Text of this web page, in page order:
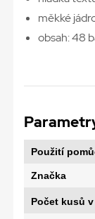
měkké
obsah: 48
Použití
Značka
Počet kusů